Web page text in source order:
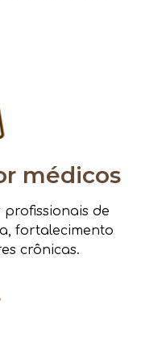
médicos
de
fortalecimento
crônicas.